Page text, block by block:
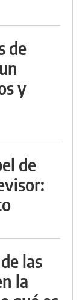
de
y
de
las
la